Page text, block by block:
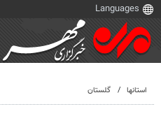
استانها گلستان